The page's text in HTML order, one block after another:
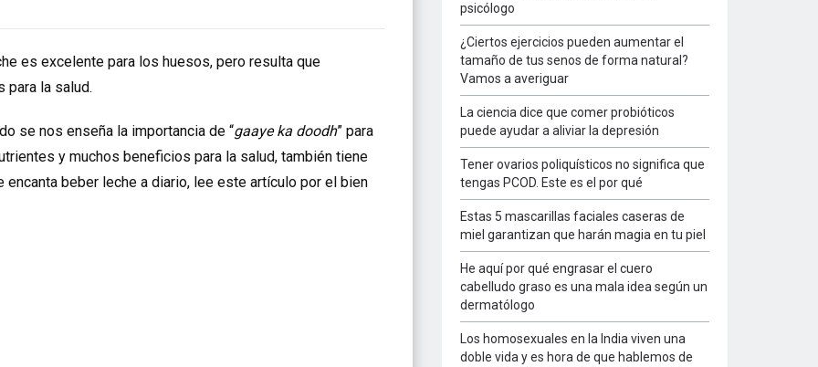
es excelente para los huesos, pero resulta que
para la salud.
se nos enseña la importancia de “gaaye ka doodh” para
y muchos beneficios para la salud, también tiene
beber leche a diario, lee este artículo por el bien
psicólogo
¿Ciertos ejercicios pueden aumentar el
tamaño de tus senos de forma natural?
Vamos a averiguar
La ciencia dice que comer probióticos
puede ayudar a aliviar la depresión
Tener ovarios poliquísticos no significa que
tengas PCOD. Este es el por qué
Estas 5 mascarillas faciales caseras de
miel garantizan que harán magia en tu piel
He aquí por qué engrasar el cuero
cabelludo graso es una mala idea según un
dermatólogo
Los homosexuales en la India viven una
doble vida y es hora de que hablemos de